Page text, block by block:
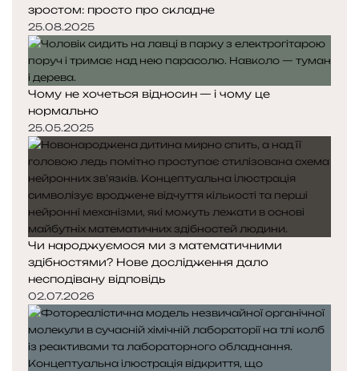
зростом: просто про складне
25.08.2025
Чому не хочеться відносин — і чому це
нормально
25.05.2025
Чи народжуємося ми з математичними
здібностями? Нове дослідження дало
несподівану відповідь
02.07.2026